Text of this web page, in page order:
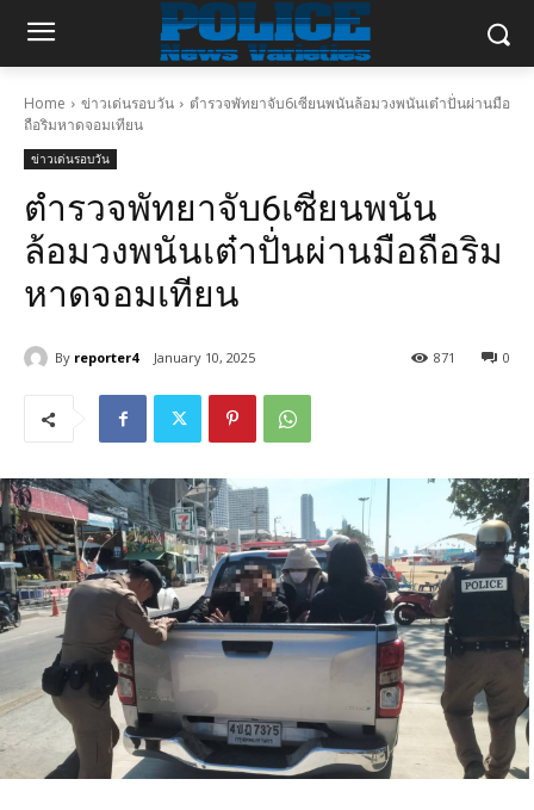
Home ข่าวเด่นรอบวัน
ตำรวจพัทยาจับ6เซียนพนันล้อมวงพนันเต๋าปั่นผ่านมือ
ถือริมหาดจอมเทียน
ข่าวเด่นรอบวัน
ตำรวจพัทยาจับ6เซียนพนัน
ล้อมวงพนันเต๋าปั่นผ่านมือถือริม
หาดจอมเทียน
By reporter4 January 10, 2025 0
871